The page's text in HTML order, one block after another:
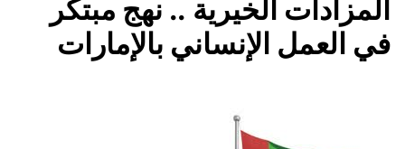
المزادات الخيرية .. نهج مبتكر
في العمل الإنساني بالإمارات